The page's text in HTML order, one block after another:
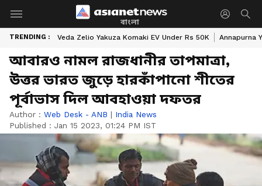
বাংলা
TRENDING : Veda Zelio Yakuza Komaki EV Under Rs 50K Annapurna
আবারও নামল রাজধানীর তাপমাত্রা,
উত্তর ভারত জুড়ে হারকাঁপানো শীতের
পূর্বাভাস দিল আবহাওয়া দফতর
Author : Web Desk - ANB | India News
Published : Jan 15 2023, 01:24 PM IST